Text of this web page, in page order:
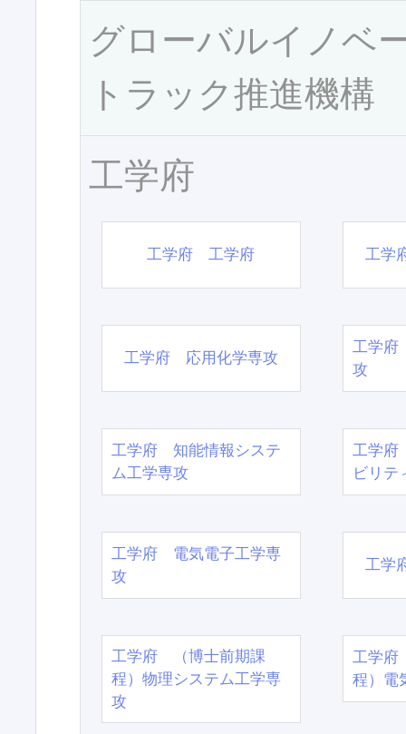
グローバルイノベ
トラック推進機構
工学府
工学府 工学府 工学
工学府 応用化学専攻
工学府
攻
工学府 知能情報システ
ム工学専攻
工学府
ビリテ
工学府 電気電子工学専
攻
工学
工学府 （博士前期課
程）物理システム工学専
攻
工学
程）電